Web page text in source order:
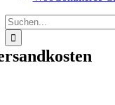
Suche
nach: